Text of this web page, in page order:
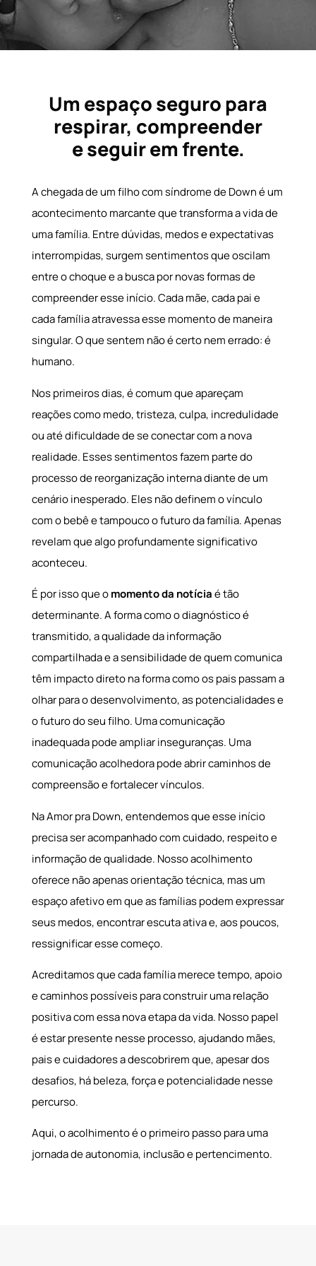
Um espaço seguro para
respirar, compreender
e seguir em frente.
A chegada de um filho comsíndrome de Downé um
acontecimento marcante que transforma a vida de
uma família. Entre dúvidas, medos e expectativas
interrompidas, surgem sentimentos que oscilam
entre o choque e a busca por novas formas de
compreender esse início. Cada mãe, cada pai e
cada família atravessa esse momento de maneira
singular. O que sentem não é certo nem errado: é
humano.
Nos primeiros dias, é comum que apareçam
reações como medo, tristeza, culpa, incredulidade
ou até dificuldade de se conectar com a nova
realidade. Esses sentimentos fazem parte do
processo de reorganização interna diante de um
cenário inesperado. Eles não definem o vínculo
com o bebê e tampouco o futuro da família. Apenas
revelam que algo profundamente significativo
aconteceu.
É por isso que omomento da notíciaé tão
determinante. A forma como o diagnóstico é
transmitido, a qualidade da informação
compartilhada e a sensibilidade de quem comunica
têm impacto direto na forma como os pais passam a
olhar para o desenvolvimento, as potencialidades e
o futuro do seu filho. Uma comunicação
inadequada pode ampliar inseguranças. Uma
comunicação acolhedora pode abrir caminhos de
compreensão e fortalecer vínculos.
Na Amor pra Down, entendemos que esse início
precisa ser acompanhado com cuidado, respeito e
informação de qualidade. Nosso acolhimento
oferece não apenas orientação técnica, mas um
espaço afetivo em que as famílias podem expressar
seus medos, encontrar escuta ativa e, aos poucos,
ressignificar esse começo.
Acreditamos que cada família merece tempo, apoio
e caminhos possíveis para construir uma relação
positiva com essa nova etapa da vida. Nosso papel
é estar presente nesse processo, ajudando mães,
pais e cuidadores a descobrirem que, apesar dos
desafios, há beleza, força e potencialidade nesse
percurso.
Aqui, o acolhimento é o primeiro passo para uma
jornada de autonomia, inclusão e pertencimento.